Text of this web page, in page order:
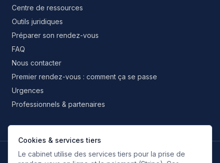
Cookies & services tiers
Le cabinet utilise des services tiers pour la prise de
Centre de ressources
Outils juridiques
Préparer son rendez-vous
FAQ
Nous contacter
Premier rendez-vous : comment ça se passe
Urgences
Professionnels & partenaires
LANGUES DE TRAVAIL